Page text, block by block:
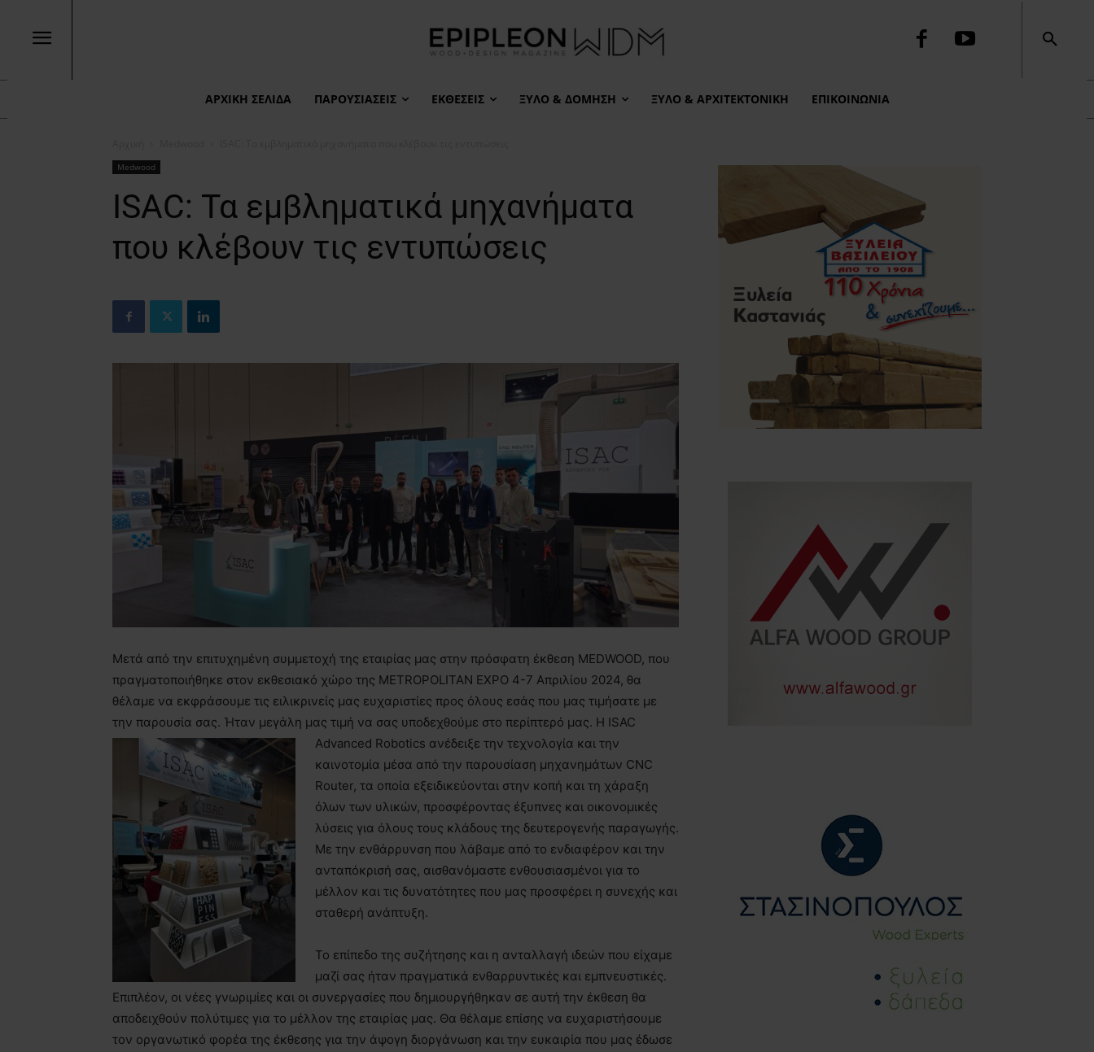
ΑΡΧΙΚΉ ΣΕΛΊΔΑ ΠΑΡΟΥΣΙΆΣΕΙΣ ΕΚΘΈΣΕΙΣ ΞΎΛΟ & ΔΌΜΗΣΗ ΞΎΛΟ & ΑΡΧΙΤΕΚΤΟΝΙΚΉ ΕΠΙΚΟΙΝΩΝΙΑ
Medwood
ISAC: Τα εμβληματικά μηχανήματα
που κλέβουν τις εντυπώσεις
Μετά από την επιτυχημένη συμμετοχή της εταιρίας μας στην πρόσφατη έκθεση MEDWOOD, που
πραγματοποιήθηκε στον εκθεσιακό χώρο της METROPOLITAN EXPO 4-7 Απριλίου 2024, θα
θέλαμε να εκφράσουμε τις ειλικρινείς μας ευχαριστίες προς όλους εσάς που μας τιμήσατε με
την παρουσία σας. Ήταν μεγάλη μας τιμή να σας υποδεχθούμε στο περίπτερό μας. Η ISAC
Advanced Robotics ανέδειξε την τεχνολογία και την
καινοτομία μέσα από την παρουσίαση μηχανημάτων CNC
Router, τα οποία εξειδικεύονται στην κοπή και τη χάραξη
όλων των υλικών, προσφέροντας έξυπνες και οικονομικές
λύσεις για όλους τους κλάδους της δευτερογενής παραγωγής.
Με την ενθάρρυνση που λάβαμε από το ενδιαφέρον και την
ανταπόκρισή σας, αισθανόμαστε ενθουσιασμένοι για το
μέλλον και τις δυνατότητες που μας προσφέρει η συνεχής και
σταθερή ανάπτυξη.
Το επίπεδο της συζήτησης και η ανταλλαγή ιδεών που είχαμε
μαζί σας ήταν πραγματικά ενθαρρυντικές και εμπνευστικές.
Επιπλέον, οι νέες γνωριμίες και οι συνεργασίες που δημιουργήθηκαν σε αυτή την έκθεση θα
αποδειχθούν πολύτιμες για το μέλλον της εταιρίας μας. Θα θέλαμε επίσης να ευχαριστήσουμε
τον οργανωτικό φορέα της έκθεσης για την άψογη διοργάνωση και την ευκαιρία που μας έδωσε